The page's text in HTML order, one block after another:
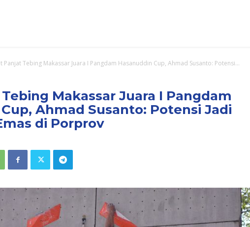
Panjat Tebing Makassar Juara I Pangdam Hasanuddin Cup, Ahmad Susanto: Potensi...
Makassar Juara I Pangdam
Ahmad Susanto: Potensi Jadi
di Porprov